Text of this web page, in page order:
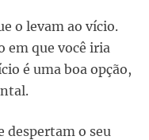
o levam ao vício.
em que você iria
é uma boa opção,
despertam o seu